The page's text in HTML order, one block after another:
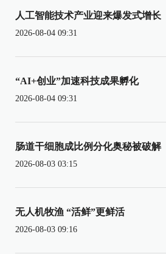
人工智能技术产业迎来爆发式增长
2026-08-04 09:31
“AI+创业”加速科技成果孵化
2026-08-04 09:31
肠道干细胞成比例分化奥秘被破解
2026-08-03 03:15
无人机牧渔 “活鲜”更鲜活
2026-08-03 09:16